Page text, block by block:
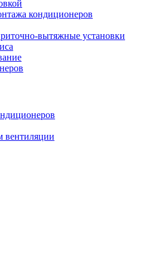
кондиционеров
вытяжные установки
вентиляции